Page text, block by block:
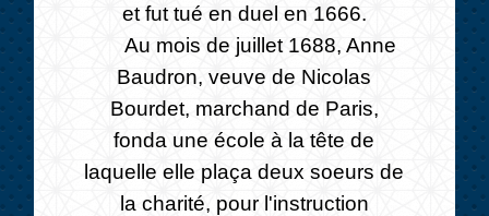
et fut tué en duel en 1666.
Au mois de juillet 1688, Anne
Baudron, veuve de Nicolas
Bourdet, marchand de Paris,
fonda une école à la tête de
laquelle elle plaça deux soeurs de
la charité, pour l'instruction